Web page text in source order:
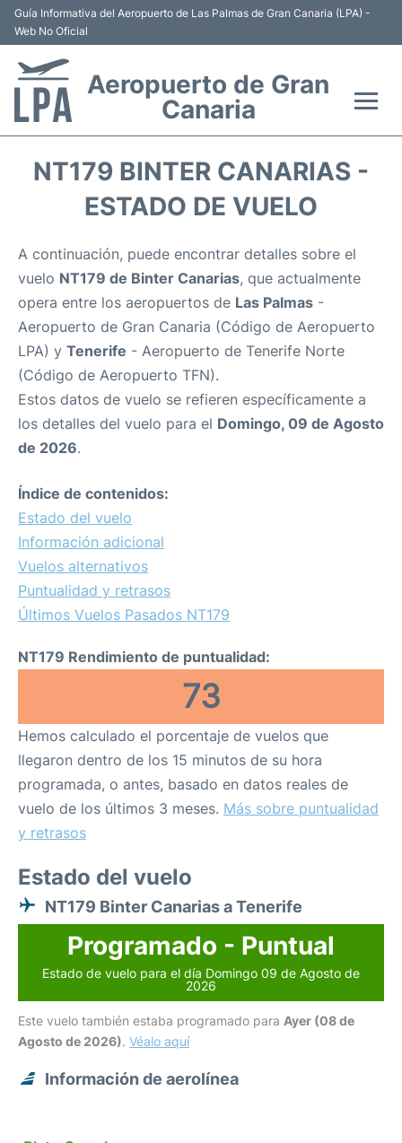
Guía Informativa del Aeropuerto de Las Palmas de Gran Canaria (LPA) -
Web No Oficial
Aeropuerto de Gran
Canaria
Hoteles
Transporte +
Alquiler Coches
Parking
es en
NT179 BINTER CANARIAS -
ESTADO DE VUELO
A continuación, puede encontrar detalles sobre el
vuelo NT179 de Binter Canarias, que actualmente
opera entre los aeropuertos de Las Palmas -
Aeropuerto de Gran Canaria (Código de Aeropuerto
LPA) y Tenerife - Aeropuerto de Tenerife Norte
(Código de Aeropuerto TFN).
Estos datos de vuelo se refieren específicamente a
los detalles del vuelo para el Domingo, 09 de Agosto
de 2026.
Índice de contenidos:
Estado del vuelo
Información adicional
Vuelos alternativos
Puntualidad y retrasos
Últimos Vuelos Pasados NT179
NT179 Rendimiento de puntualidad:
73
Hemos calculado el porcentaje de vuelos que
llegaron dentro de los 15 minutos de su hora
programada, o antes, basado en datos reales de
vuelo de los últimos 3 meses. Más sobre puntualidad
y retrasos
Estado del vuelo
NT179 Binter Canarias a Tenerife
Programado - Puntual
Estado de vuelo para el día Domingo 09 de Agosto de
2026
Este vuelo también estaba programado para Ayer (08 de
Agosto de 2026). Véalo aquí
Información de aerolínea